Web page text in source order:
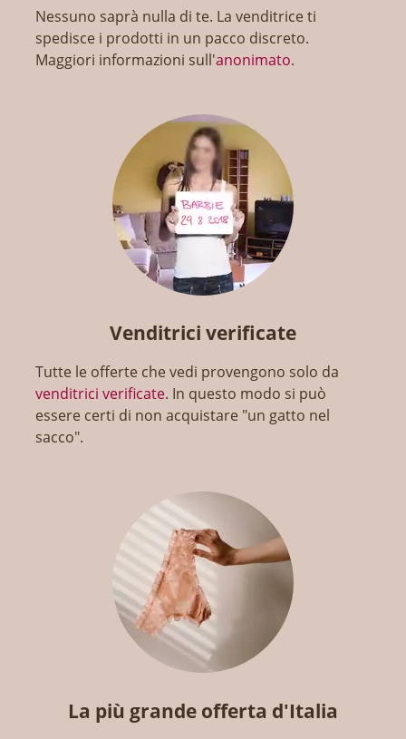
Nessuno saprà nulla di te. La venditrice ti
spedisce i prodotti in un pacco discreto.
Maggiori informazioni sull'anonimato.
Venditrici verificate
Tutte le offerte che vedi provengono solo da
venditrici verificate. In questo modo si può
essere certi di non acquistare "un gatto nel
sacco".
La più grande offerta d'Italia